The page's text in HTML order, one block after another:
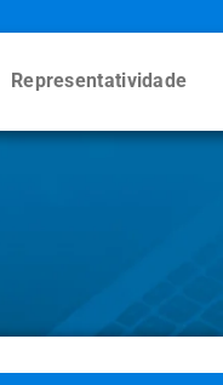
Representatividade